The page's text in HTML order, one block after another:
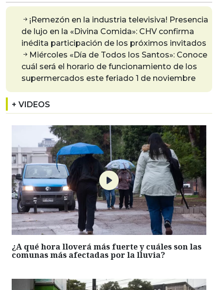
¡Remezón en la industria televisiva! Presencia
de lujo en la «Divina Comida»: CHV confirma
inédita participación de los próximos invitados
Miércoles «Día de Todos los Santos»: Conoce
cuál será el horario de funcionamiento de los
supermercados este feriado 1 de noviembre
+ VIDEOS
¿A qué hora lloverá más fuerte y cuáles son las
comunas más afectadas por la lluvia?